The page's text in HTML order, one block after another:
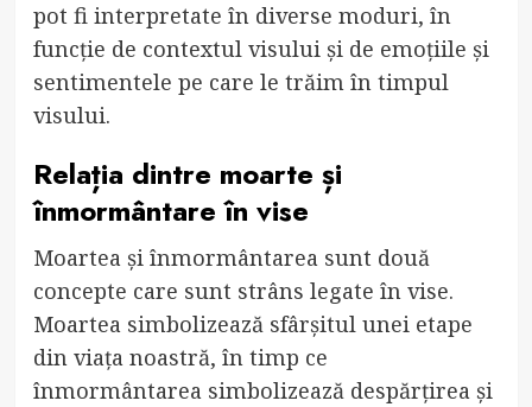
pot fi interpretate în diverse moduri, în
funcție de contextul visului și de emoțiile și
sentimentele pe care le trăim în timpul
visului.
Relația dintre moarte și
înmormântare în vise
Moartea și înmormântarea sunt două
concepte care sunt strâns legate în vise.
Moartea simbolizează sfârșitul unei etape
din viața noastră, în timp ce
înmormântarea simbolizează despărțirea și